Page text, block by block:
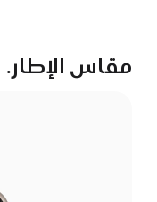
مقاس الإطار.